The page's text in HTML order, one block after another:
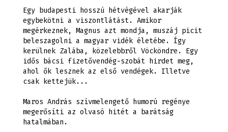
Egy budapesti hosszú hétvégével akarják
egybekötni a viszontlátást. Amikor
megérkeznek, Magnus azt mondja, muszáj picit
beleszagolni a magyar vidék életébe. Így
kerülnek Zalába, közelebbről Vöcköndre. Egy
idős bácsi fizetővendég-szobát hirdet meg,
ahol ők lesznek az első vendégek. Illetve
csak kettejük...
Maros András szívmelengető humorú regénye
megerősíti az olvasó hitét a barátság
hatalmában.